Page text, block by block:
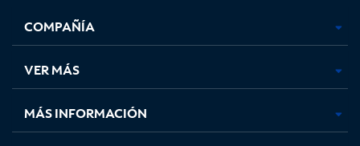
abre
en
pestaña
nueva
abre
en
pestaña
nueva
abre
en
pestaña
nueva
en
nueva
COMPAÑÍA
VER MÁS
MÁS INFORMACIÓN